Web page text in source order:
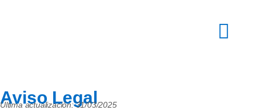
Aviso Legal
Última actualización: 31/03/2025